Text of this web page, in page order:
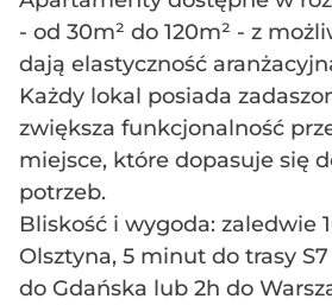
- od 30m² do 120m² - z
dają elastyczność
Każdy lokal posiada
zwiększa funkcjonalność
miejsce, które dopasuje się
potrzeb.
Bliskość i wygoda: zaledwie
Olsztyna, 5 minut do trasy
do Gdańska lub 2h do